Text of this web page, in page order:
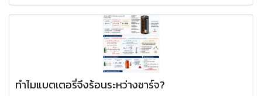
ทำไมแบตเตอรี่จึงร้อนระหว่างชาร์จ?